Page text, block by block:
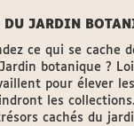
DU JARDIN
ce qui se cache
botanique ?
pour élever
les
cachés du